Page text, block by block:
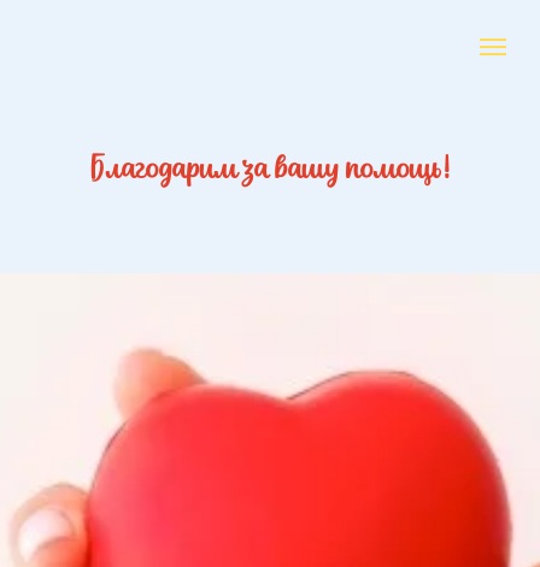
Благодарим за вашу помощь!